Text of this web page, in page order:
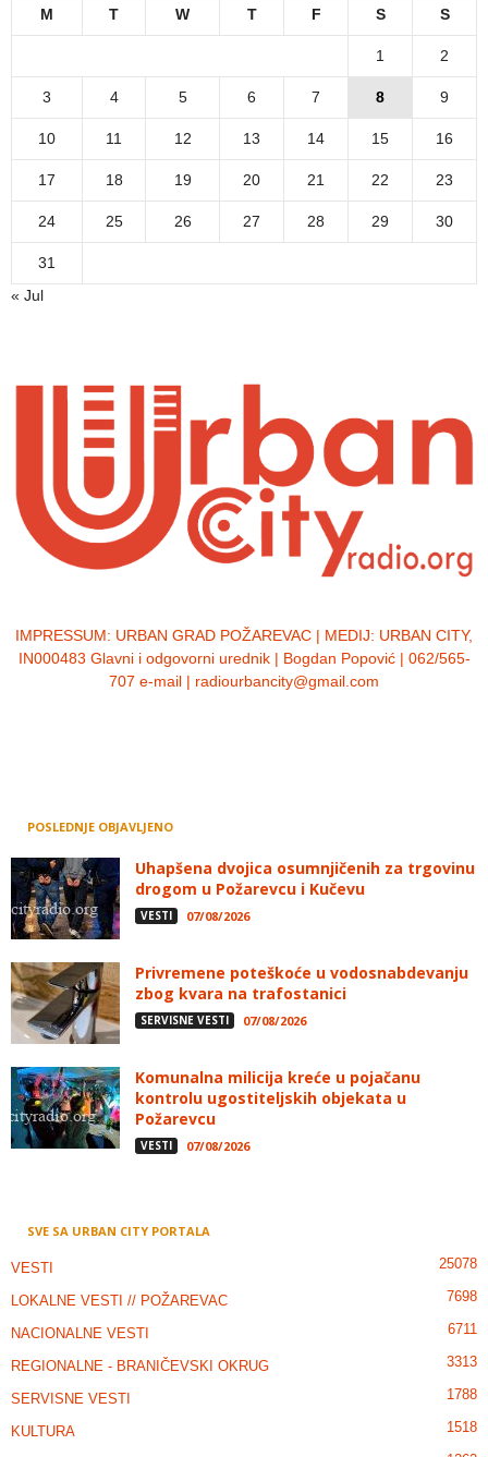
M T W T F S S
1 2
3 4 5 6 7 8 9
10 11 12 13 14 15 16
17 18 19 20 21 22 23
24 25 26 27 28 29 30
31
« Jul
IMPRESSUM: URBAN GRAD POŽAREVAC | MEDIJ: URBAN CITY,
IN000483 Glavni i odgovorni urednik | Bogdan Popović | 062/565-
707 e-mail | radiourbancity@gmail.com
POSLEDNJE OBJAVLJENO
Uhapšena dvojica osumnjičenih za trgovinu
drogom u Požarevcu i Kučevu
VESTI 07/08/2026
Privremene poteškoće u vodosnabdevanju
zbog kvara na trafostanici
SERVISNE VESTI 07/08/2026
Komunalna milicija kreće u pojačanu
kontrolu ugostiteljskih objekata u
Požarevcu
VESTI 07/08/2026
SVE SA URBAN CITY PORTALA
VESTI 25078
LOKALNE VESTI // POŽAREVAC 7698
NACIONALNE VESTI 6711
REGIONALNE - BRANIČEVSKI OKRUG 3313
SERVISNE VESTI 1788
KULTURA 1518